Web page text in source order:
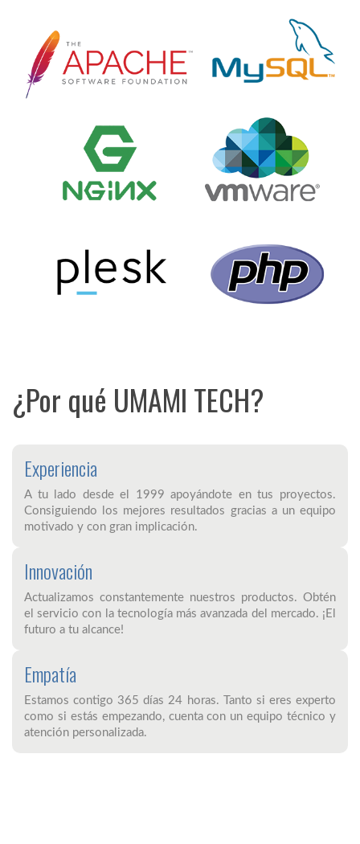
¿Por qué UMAMI TECH?
Experiencia
A tu lado desde el 1999 apoyándote en tus proyectos.
Consiguiendo los mejores resultados gracias a un equipo
motivado y con gran implicación.
Innovación
Actualizamos constantemente nuestros productos. Obtén
el servicio con la tecnología más avanzada del mercado. ¡El
futuro a tu alcance!
Empatía
Estamos contigo 365 días 24 horas. Tanto si eres experto
como si estás empezando, cuenta con un equipo técnico y
atención personalizada.